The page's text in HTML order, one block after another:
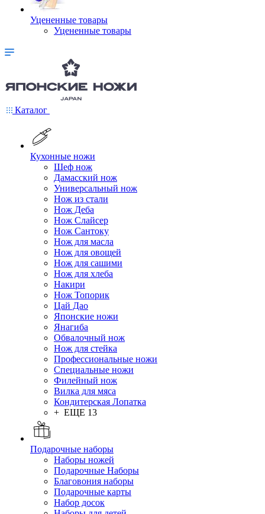
Уцененные товары
Уцененные товары
Каталог
Кухонные ножи
Шеф нож
Дамасский нож
Универсальный нож
Нож из стали
Нож Деба
Нож Слайсер
Нож Сантоку
Нож для масла
Нож для овощей
Нож для сашими
Нож для хлеба
Накири
Нож Топорик
Цай Дао
Японские ножи
Янагиба
Обвалочный нож
Нож для стейка
Профессиональные ножи
Специальные ножи
Филейный нож
Вилка для мяса
Кондитерская Лопатка
+ ЕЩЕ 13
Подарочные наборы
Наборы ножей
Подарочные Наборы
Благовония наборы
Подарочные карты
Набор досок